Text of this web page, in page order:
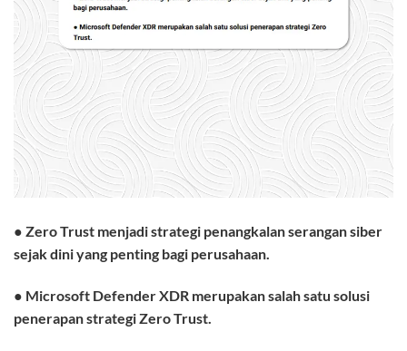
● Zero Trust menjadi strategi penangkalan serangan siber
sejak dini yang penting bagi perusahaan.
● Microsoft Defender XDR merupakan salah satu solusi
penerapan strategi Zero Trust.